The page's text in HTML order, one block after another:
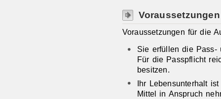
Voraussetzungen
Voraussetzungen für die
Sie erfüllen die Pass-
Für die Passpflicht
besitzen.
Ihr Lebensunterhalt
Mittel in Anspruch